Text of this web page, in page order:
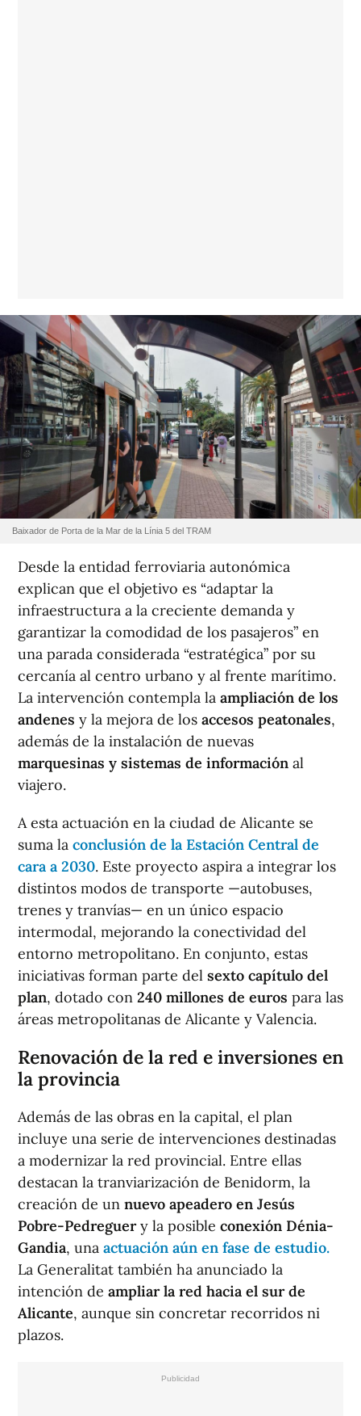
Baixador de Porta de la Mar de la Línia 5 del TRAM
Desde la entidad ferroviaria autonómica
explican que el objetivo es “adaptar la
infraestructura a la creciente demanda y
garantizar la comodidad de los pasajeros” en
una parada considerada “estratégica” por su
cercanía al centro urbano y al frente marítimo.
La intervención contempla la ampliación de los
andenes y la mejora de los accesos peatonales,
además de la instalación de nuevas
marquesinas y sistemas de información al
viajero.
A esta actuación en la ciudad de Alicante se
suma la conclusión de la Estación Central de
cara a 2030. Este proyecto aspira a integrar los
distintos modos de transporte —autobuses,
trenes y tranvías— en un único espacio
intermodal, mejorando la conectividad del
entorno metropolitano. En conjunto, estas
iniciativas forman parte del sexto capítulo del
plan, dotado con 240 millones de euros para las
áreas metropolitanas de Alicante y Valencia.
Renovación de la red e inversiones en
la provincia
Además de las obras en la capital, el plan
incluye una serie de intervenciones destinadas
a modernizar la red provincial. Entre ellas
destacan la tranviarización de Benidorm, la
creación de un nuevo apeadero en Jesús
Pobre-Pedreguery la posible conexión Dénia-
Gandia, una actuación aún en fase de estudio.
La Generalitat también ha anunciado la
intención de ampliar la red hacia el sur de
Alicante, aunque sin concretar recorridos ni
plazos.